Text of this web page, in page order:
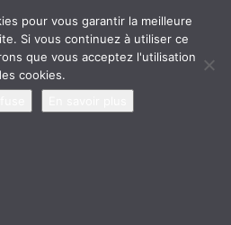
pour vous garantir la meilleure
Si vous continuez à utiliser ce
que vous acceptez l'utilisation
cookies.